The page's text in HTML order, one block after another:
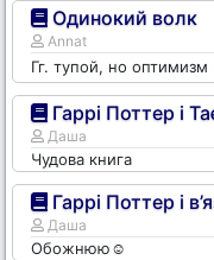
Одинокий волк
Annat
Гг. тупой, но
Гаррі Поттер і
Даша
Чудова книга
Гаррі Поттер і
Даша
Обожнюю☺️